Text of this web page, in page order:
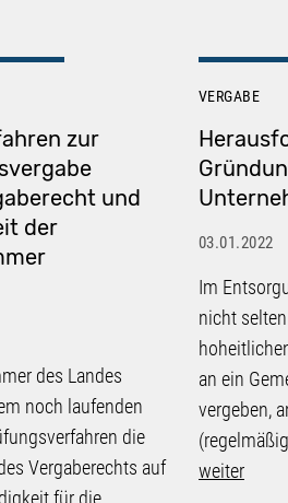
zur
und
der
des Landes
noch laufenden
die
Vergaberechts auf
für die
VERGABE
03.01.2022
Im
nicht
an ein
vergeben,
weiter